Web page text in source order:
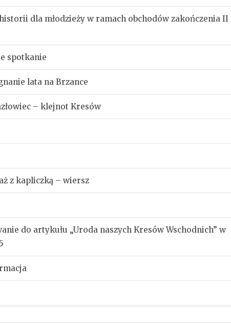
dla młodzieży w ramach obchodów zakończenia II
spotkanie
lata na Brzance
– klejnot Kresów
z kapliczką – wiersz
do artykułu „Uroda naszych Kresów Wschodnich” w